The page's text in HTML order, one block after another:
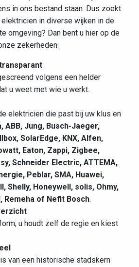
in ons bestand staan. Dus zoekt
in diverse wijken in de
omgeving? Dan bent u hier op de
zekerheden:
volgens een helder
u weet met wie u werkt.
elektricien die past bij uw klus en
ABB, Jung, Busch-Jaeger,
SolarEdge, KNX, Alfen,
Eaton, Zappi, Zigbee,
Schneider Electric, ATTEMA,
Peblar, SMA, Huawei,
Shelly, Honeywell, solis, Ohmy,
Remeha of Nefit Bosch.
u houdt zelf de regie en kiest
van een historische stadskern